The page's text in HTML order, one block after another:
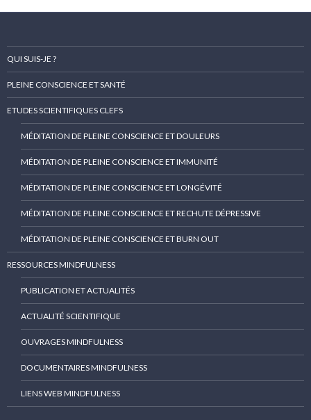
QUI SUIS-JE ?
PLEINE CONSCIENCE ET SANTÉ
ETUDES SCIENTIFIQUES CLEFS
MÉDITATION DE PLEINE CONSCIENCE ET DOULEURS
MÉDITATION DE PLEINE CONSCIENCE ET IMMUNITÉ
MÉDITATION DE PLEINE CONSCIENCE ET LONGÉVITÉ
MÉDITATION DE PLEINE CONSCIENCE ET RECHUTE DÉPRESSIVE
MÉDITATION DE PLEINE CONSCIENCE ET BURN OUT
RESSOURCES MINDFULNESS
PUBLICATION ET ACTUALITÉS
ACTUALITÉ SCIENTIFIQUE
OUVRAGES MINDFULNESS
DOCUMENTAIRES MINDFULNESS
LIENS WEB MINDFULNESS